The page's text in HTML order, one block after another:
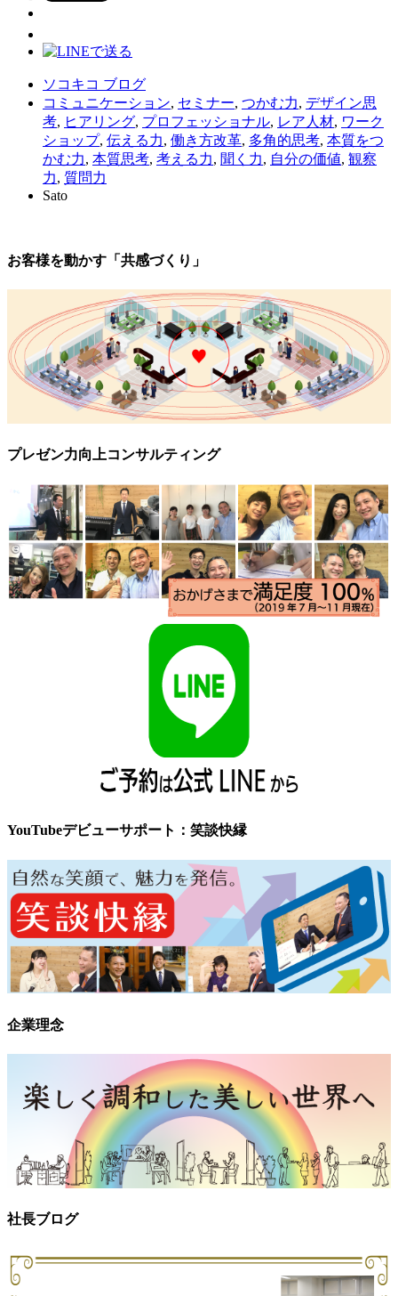
ソコキコ ブログ
コミュニケーション, セミナー, つかむ力, デザイン思
考, ヒアリング, プロフェッショナル, レア人材, ワーク
ショップ, 伝える力, 働き方改革, 多角的思考, 本質をつ
かむ力, 本質思考, 考える力, 聞く力, 自分の価値, 観察
力, 質問力
Sato
お客様を動かす「共感づくり」
プレゼン力向上コンサルティング
YouTubeデビューサポート：笑談快縁
企業理念
社長ブログ